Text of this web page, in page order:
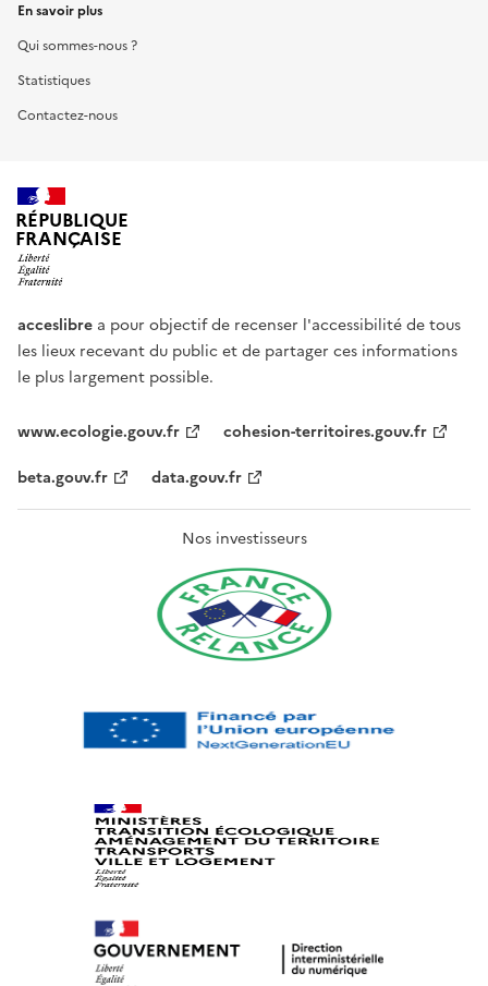
En savoir plus
Qui sommes-nous ?
Statistiques
Contactez-nous
RÉPUBLIQUE
FRANÇAISE
acceslibre a pour objectif de recenser l'accessibilité de tous
les lieux recevant du public et de partager ces informations
le plus largement possible.
www.ecologie.gouv.fr
cohesion-territoires.gouv.fr
beta.gouv.fr
data.gouv.fr
Nos investisseurs